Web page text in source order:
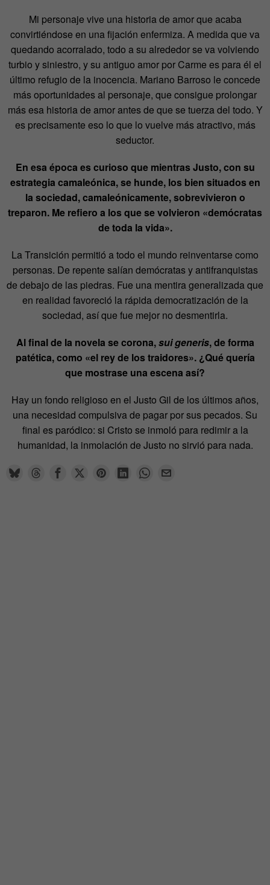
Mi personaje vive una historia de amor que acaba
convirtiéndose en una fijación enfermiza. A medida que va
quedando acorralado, todo a su alrededor se va volviendo
turbio y siniestro, y su antiguo amor por Carme es para él el
último refugio de la inocencia. Mariano Barroso le concede
más oportunidades al personaje, que consigue prolongar
más esa historia de amor antes de que se tuerza del todo. Y
es precisamente eso lo que lo vuelve más atractivo, más
seductor.
En esa época es curioso que mientras Justo, con su
estrategia camaleónica, se hunde, los bien situados en
la sociedad, camaleónicamente, sobrevivieron o
treparon. Me refiero a los que se volvieron «demócratas
de toda la vida».
La Transición permitió a todo el mundo reinventarse como
personas. De repente salían demócratas y antifranquistas
de debajo de las piedras. Fue una mentira generalizada que
en realidad favoreció la rápida democratización de la
sociedad, así que fue mejor no desmentirla.
Al final de la novela se corona,sui generis, de forma
patética, como «el rey de los traidores». ¿Qué quería
que mostrase una escena así?
Hay un fondo religioso en el Justo Gil de los últimos años,
una necesidad compulsiva de pagar por sus pecados. Su
final es paródico: si Cristo se inmoló para redimir a la
humanidad, la inmolación de Justo no sirvió para nada.